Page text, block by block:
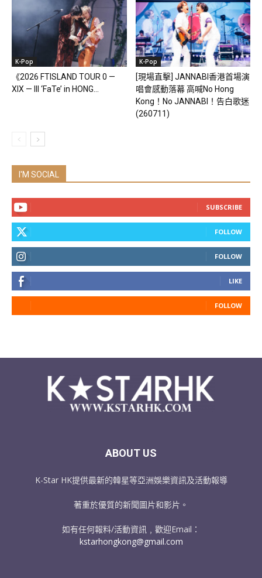
K-Pop
《2026 FTISLAND TOUR 0 —
XIX — III ‘FaTe’ in HONG...
K-Pop
[現場直擊] JANNABI香港首場演
唱會感動落幕 高喊No Hong
Kong！No JANNABI！告白歌迷
(260711)
I'M SOCIAL
SUBSCRIBE
FOLLOW
FOLLOW
LIKE
FOLLOW
ABOUT US
K-Star HK提供最新的韓星等亞洲娛樂資訊及活動報導
著重於優質的新聞圖片和影片。
如有任何報料/活動資訊﹐歡迎Email：
kstarhongkong@gmail.com